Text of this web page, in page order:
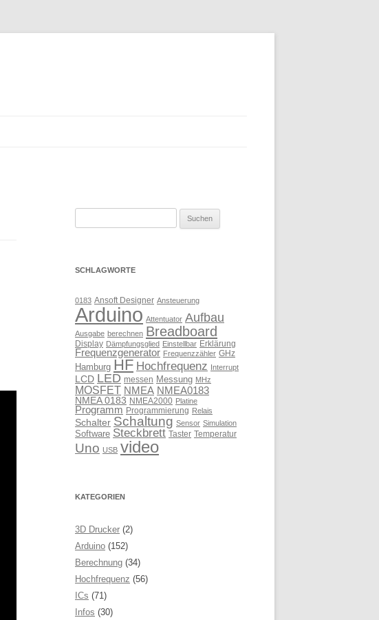
SCHLAGWORTE
0183 Ansoft Designer Ansteuerung
Arduino Attentuator Aufbau
Ausgabe berechnen Breadboard
Display Dämpfungsglied Einstellbar Erklärung
Frequenzgenerator Frequenzzähler GHz
Hamburg HF Hochfrequenz Interrupt
LCD LED messen Messung MHz
MOSFET NMEA NMEA0183
NMEA 0183 NMEA2000 Platine
Programm Programmierung Relais
Schalter Schaltung Sensor Simulation
Software Steckbrett Taster Temperatur
Uno USB video
KATEGORIEN
3D Drucker (2)
Arduino (152)
Berechnung (34)
Hochfrequenz (56)
ICs (71)
Infos (30)